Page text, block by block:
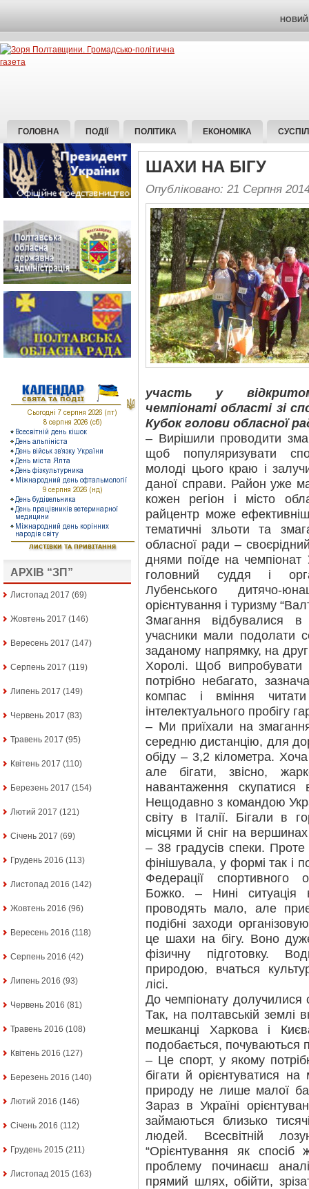
НОВИЙ
ГОЛОВНА ПОДІЇ ПОЛІТИКА ЕКОНОМІКА
АРХІВ “ЗП”
Листопад 2017 (69)
Жовтень 2017 (146)
Вересень 2017 (147)
Серпень 2017 (119)
Липень 2017 (149)
Червень 2017 (83)
Травень 2017 (95)
Квітень 2017 (110)
Березень 2017 (154)
Лютий 2017 (121)
Січень 2017 (69)
Грудень 2016 (113)
Листопад 2016 (142)
Жовтень 2016 (96)
Вересень 2016 (118)
Серпень 2016 (42)
Липень 2016 (93)
Червень 2016 (81)
Травень 2016 (108)
Квітень 2016 (127)
Березень 2016 (140)
Лютий 2016 (146)
Січень 2016 (112)
Грудень 2015 (211)
Листопад 2015 (163)
ШАХИ НА БІГУ
Опубліковано: 21 Серпня
участь у
чемпіонаті області зі
Кубок голови обласної
– Вирішили проводити
щоб популяризувати
молоді цього краю і
даної справи. Район уже
кожен регіон і місто
райцентр може
тематичні зльоти та
обласної ради –
днями поїде на чемпіонат
головний суддя і
Лубенського дитячо-
орієнтування і туризму
Змагання
учасники мали подолати
заданому напрямку, на
Хоролі. Щоб випробувати
потрібно небагато,
компас і вміння
інтелектуального пробігу
– Ми приїхали на
середню дистанцію, для
обіду – 3,2 кілометра.
але бігати, звісно,
навантаження
Нещодавно з командою
світу в Італії. Бігали в
місцями й сніг на
– 38 градусів спеки.
фінішувала, у формі так і
Федерації спортивного
Божко. – Нині ситуація
проводять мало, але
подібні заходи
це шахи на бігу. Воно
фізичну підготовку.
природою, вчаться
лісі.
До чемпіонату долучилися
Так, на полтавській землі
мешканці Харкова і
подобається, почуваються
– Це спорт, у якому
бігати й орієнтуватися на
природу не лише малої
Зараз в Україні
займаються близько
людей. Всесвітній
“Орієнтування як спосіб
проблему починаєш
прямий шлях, обійти,